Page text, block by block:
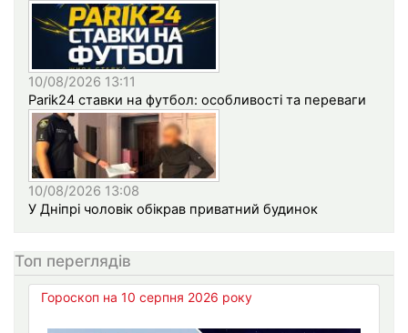
10/08/2026 13:11
Parik24 ставки на футбол: особливості та переваги
10/08/2026 13:08
У Дніпрі чоловік обікрав приватний будинок
Топ переглядів
Гороскоп на 10 серпня 2026 року